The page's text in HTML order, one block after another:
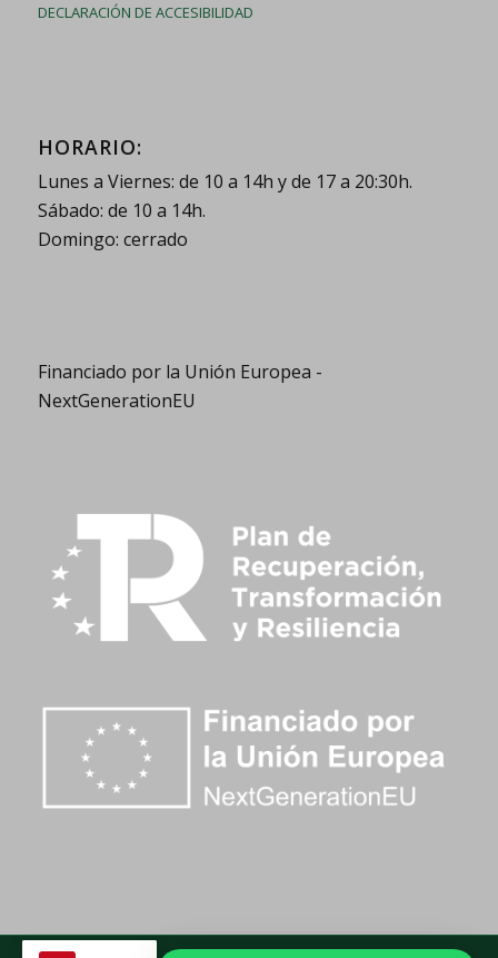
DECLARACIÓN DE ACCESIBILIDAD
HORARIO:
Lunes a Viernes: de 10 a 14h y de 17 a 20:30h.
Sábado: de 10 a 14h.
Domingo: cerrado
Financiado por la Unión Europea -
NextGenerationEU